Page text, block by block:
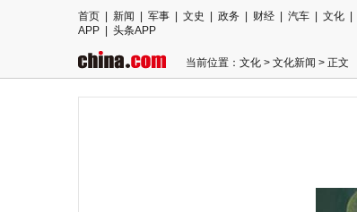
首页 新闻 军事 文史 政务 财经 汽车 文化
APP
头条APP
当前位置： 文化 > 文化新闻 > 正文